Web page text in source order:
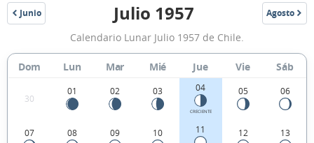
Junio
1957
Calendario
Lunar
Julio
1957
de
Chile.
Julio 1957 Agosto
1957
Calendario Lunar Julio 1957 de Chile.
Dom Lun Mar Mié Jue Vie Sáb
30
01 02 03 04
CRECIENTE
05 06
07 08 09 10 11 12 13